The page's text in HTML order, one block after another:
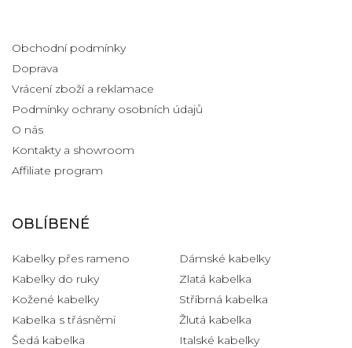
Obchodní podmínky
Doprava
Vrácení zboží a reklamace
Podmínky ochrany osobních údajů
O nás
Kontakty a showroom
Affiliate program
OBLÍBENÉ
Kabelky přes rameno
Kabelky do ruky
Kožené kabelky
Kabelka s třásněmi
Šedá kabelka
Dámské kabelky
Zlatá kabelka
Stříbrná kabelka
Žlutá kabelka
Italské kabelky